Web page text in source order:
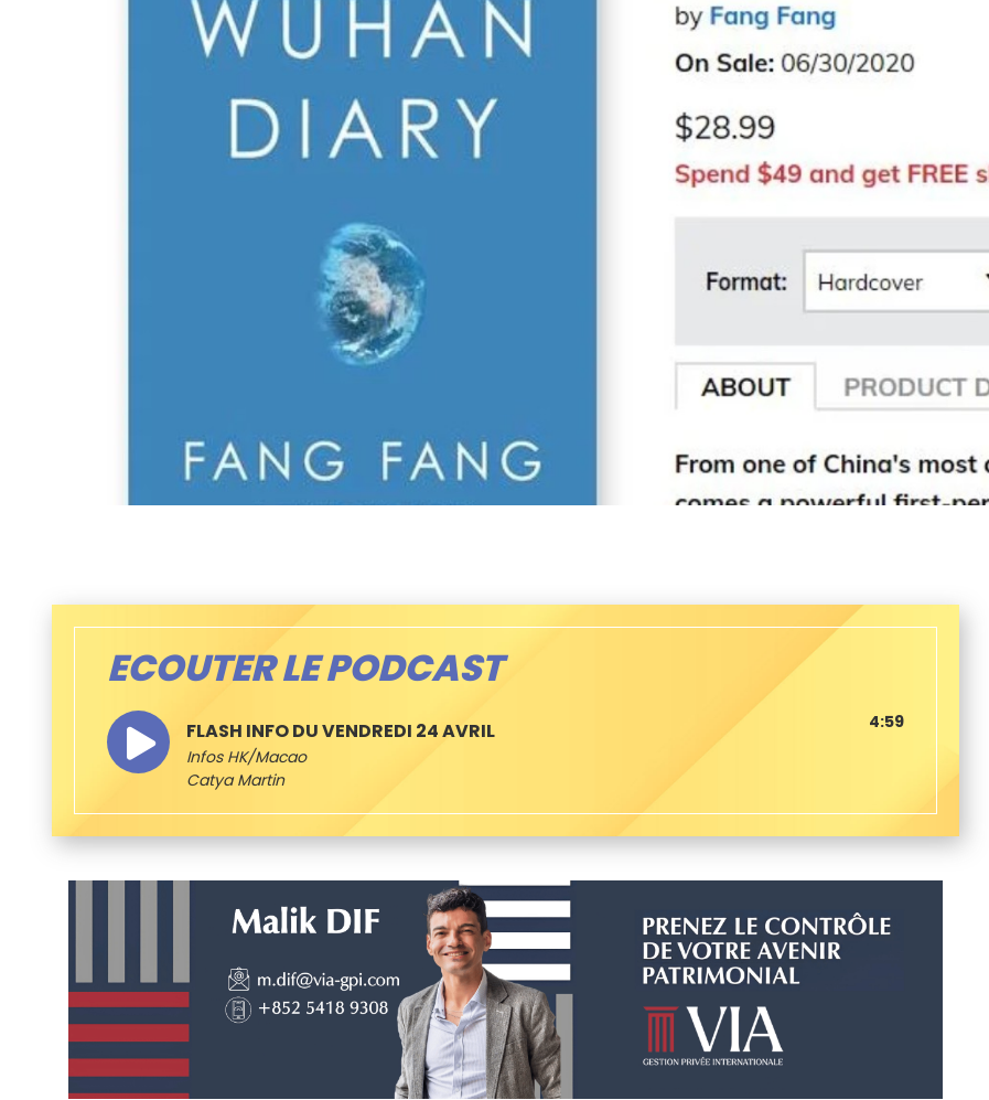
ECOUTER LE PODCAST
FLASH INFO DU VENDREDI 24 AVRIL
Infos HK/Macao
Catya Martin
4:59